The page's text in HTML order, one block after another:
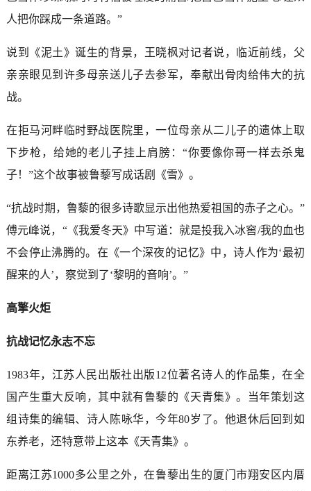
人把你踩成一条道路。”
说到《泥土》诞生的背景，王晓枫对记者说，临近前线，父
亲亲眼见到许多母亲送儿子去参军，奉献出骨肉给伟大的抗
战。
在拒马河畔临时野战医院里，一位母亲从二儿子的遗体上取
下步枪，给她的老儿子挂上肩膀：“你要像你哥一样去杀鬼
子！”这个故事被鲁藜写成话剧《雪》。
“抗战时期，鲁藜的很多诗歌显示出他热爱祖国的赤子之心。”
傅元峰说，“《我爱冬天》中写道：就是投我入冰窖/我的血也
不会停止沸腾的。在《一个深夜的记忆》中，诗人作为‘最初
醒来的人’，察觉到了‘黎明的音响’。”
高擎火炬
抗战记忆永志不忘
1983年，江苏人民出版社出版12位著名诗人的作品集，在全
国产生重大反响，其中就有鲁藜的《天青集》。当年策划这
组诗集的编辑、诗人陈咏华，今年80岁了。他退休后回到如
东养老，还特意带上这本《天青集》。
距离江苏1000多公里之外，在鲁藜出生的厦门市翔安区内厝